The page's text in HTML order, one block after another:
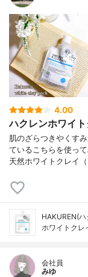
4.00
ハクレンホワイ
肌のざらつきやくす
ているこちらを使っ
天然ホワイトクレイ
HAKUREN(ハ
ホワイトクレ
会社員
みゆ